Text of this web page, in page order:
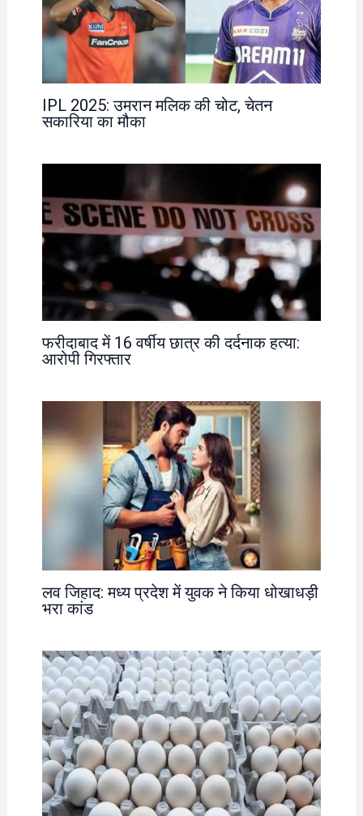
IPL 2025: उमरान मलिक की चोट, चेतन
सकारिया का मौका
फरीदाबाद में 16 वर्षीय छात्र की दर्दनाक हत्या:
आरोपी गिरफ्तार
लव जिहाद: मध्य प्रदेश में युवक ने किया धोखाधड़ी
भरा कांड